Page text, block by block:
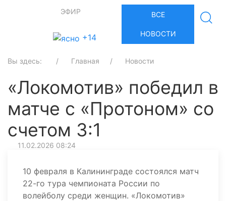
ЭФИР
+14
ВСЕ
НОВОСТИ
Вы здесь: Главная Новости
«Локомотив» победил в
матче с «Протоном» со
счетом 3:1
11.02.2026 08:24
10 февраля в Калининграде состоялся матч
22-го тура чемпионата России по
волейболу среди женщин. «Локомотив»